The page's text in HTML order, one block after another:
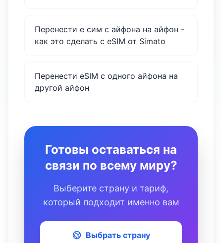
Перенести е сим с айфона на айфон -
как это сделать с eSIM от Simato
Перенести eSIM с одного айфона на
другой айфон
Готовы оставаться на
связи по всему миру?
Выберите страну и тариф,
который подходит именно вам
Выбрать страну